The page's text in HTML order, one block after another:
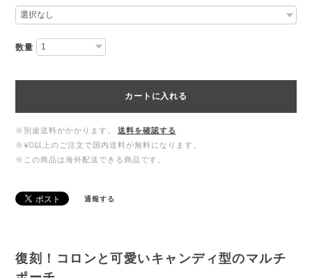
数量
カートに入れる
※別途送料がかかります。
送料を確認する
※¥0以上のご注文で国内送料が無料になります。
※この商品は海外配送できる商品です。
通報する
復刻！コロンと可愛いキャンディ型のマルチ